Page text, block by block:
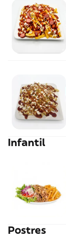
Infantil
Postres